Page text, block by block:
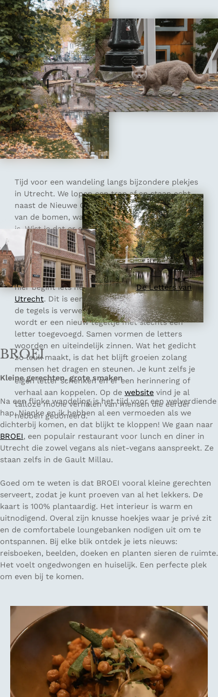
Tijd voor een wandeling langs bijzondere plekjes
in Utrecht. We lopen een trap af en staan echt
naast de Nieuwe Gracht. De bladeren vallen al
van de bomen, waardoor het uitzicht nog mooier
is. Wist je dat er ook mensen wonen? Hier en
daar vind je zelfs een verborgen winkeltje.
Iets verderop komen we tot stilstand bij de
Oudegracht, op de hoek bij de Smeebrug. Vanaf
hier begint iets heel bijzonders:De Letters van
Utrecht. Dit is een eindeloos lang gedicht dat in
de tegels is verwerkt. Elke zaterdag om 13.00
wordt er een nieuw tegeltje met slechts één
letter toegevoegd. Samen vormen de letters
woorden en uiteindelijk zinnen. Wat het gedicht
zo leuk maakt, is dat het blijft groeien zolang
mensen het dragen en steunen. Je kunt zelfs je
eigen letter schenken en er een herinnering of
verhaal aan koppelen. Op de website vind je al
talloze mooie verhalen van mensen die eerder
hebben gedoneerd.
BROEI
Kleine gerechten, grote smaken
Na een flinke wandeling is het tijd voor een welverdiende
hap. Nienke en ik hebben al een vermoeden als we
dichterbij komen, en dat blijkt te kloppen! We gaan naar
BROEI, een populair restaurant voor lunch en diner in
Utrecht die zowel vegans als niet-vegans aanspreekt. Ze
staan zelfs in de Gault Millau.
Goed om te weten is dat BROEI vooral kleine gerechten
serveert, zodat je kunt proeven van al het lekkers. De
kaart is 100% plantaardig. Het interieur is warm en
uitnodigend. Overal zijn knusse hoekjes waar je privé zit
en de comfortabele loungebanken nodigen uit om te
ontspannen. Bij elke blik ontdek je iets nieuws:
reisboeken, beelden, doeken en planten sieren de ruimte.
Het voelt ongedwongen en huiselijk. Een perfecte plek
om even bij te komen.